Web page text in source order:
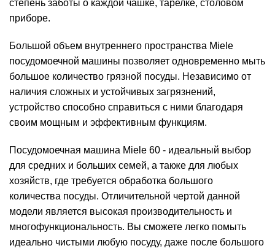
степень заботы о каждой чашке, тарелке, столовом
приборе.
Большой объем внутреннего пространства Miele
посудомоечной машины позволяет одновременно мыть
большое количество грязной посуды. Независимо от
наличия сложных и устойчивых загрязнений,
устройство способно справиться с ними благодаря
своим мощным и эффективным функциям.
Посудомоечная машина Miele 60 - идеальный выбор
для средних и больших семей, а также для любых
хозяйств, где требуется обработка большого
количества посуды. Отличительной чертой данной
модели является высокая производительность и
многофункциональность. Вы сможете легко помыть
идеально чистыми любую посуду, даже после большого